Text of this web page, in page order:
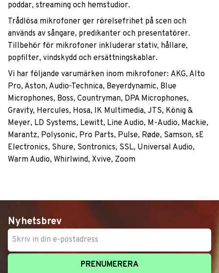
poddar, streaming och hemstudior.
Trådlösa mikrofoner ger rörelsefrihet på scen och
används av sångare, predikanter och presentatörer.
Tillbehör för mikrofoner inkluderar stativ, hållare,
popfilter, vindskydd och ersättningskablar.
Vi har följande varumärken inom mikrofoner: AKG, Alto
Pro, Aston, Audio-Technica, Beyerdynamic, Blue
Microphones, Boss, Countryman, DPA Microphones,
Gravity, Hercules, Hosa, IK Multimedia, JTS, König &
Meyer, LD Systems, Lewitt, Line Audio, M-Audio, Mackie,
Marantz, Polysonic, Pro Parts, Pulse, Røde, Samson, sE
Electronics, Shure, Sontronics, SSL, Universal Audio,
Warm Audio, Whirlwind, Xvive, Zoom
Nyhetsbrev
PRENUMERERA